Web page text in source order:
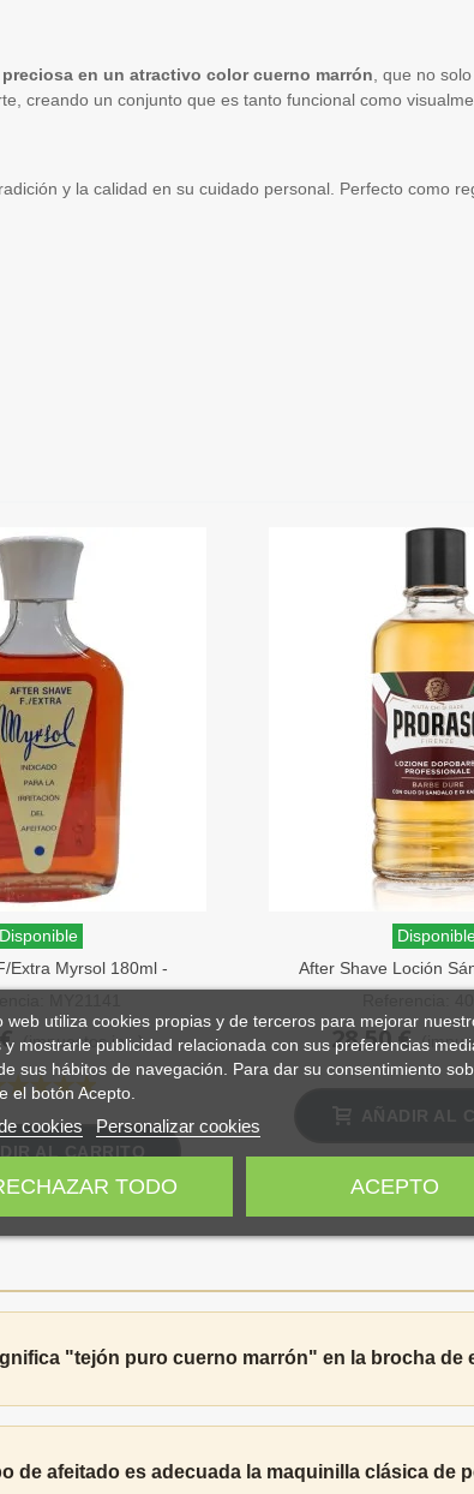
en un atractivo color cuerno marrón , que no
creando un conjunto que es tanto funcional como
y la calidad en su cuidado personal. Perfecto como
Disponible
Extra Myrsol 180ml -
(impuestos inc.)
After Shave Loción
400ml
28,50 €
"tejón puro cuerno marrón" en la brocha de
de afeitado es adecuada la maquinilla clásica de
web utiliza cookies propias y de terceros para mejorar
y mostrarle publicidad relacionada con sus preferencias
sus hábitos de navegación. Para dar su consentimiento
el botón Acepto.
cookies Personalizar cookies
TODO ACEPTO